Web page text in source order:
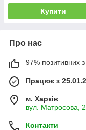
Купити
Про нас
97% позитивних з
Працює з
м. Харків
вул. Матросова,
Контакти